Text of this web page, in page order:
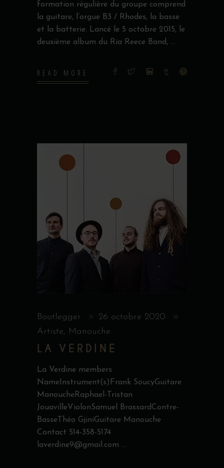
formation régulière du groupe comprend
la guitare, l’orgue B3 / Rhodes, la basse
et la batterie. Lancé le 5 octobre 2015, le
deuxième album du Ria Reece Band,
READ MORE
Bootlegger
26 octobre 2020
Artiste, Manouche
LA VERDINE
La Verdine members
NameInstrument(s)Frank SoucyGuitare
ManoucheRaphael-Tristan
JouavilleViolonSamuel BrassardContre-
BasseThéo GjiniGuitare Manouche
Contact 514-358-5174
laverdine9@gmail.com